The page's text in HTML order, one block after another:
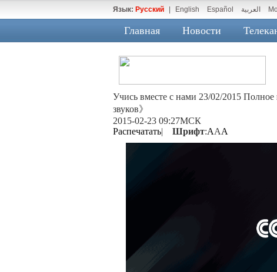
Язык: Русский English Español العربية
Главная Новости
Учись вместе с нами 23/02/2015
звуков》
2015-02-23 09:27МСК
Распечатать| Шрифт:AAA